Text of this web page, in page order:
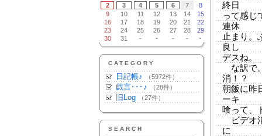
2
3 4 5 6 7
8
9
10 11 12 13 14
15
16
17 18 19 20 21
22
23
24 25 26 27 28
29
30
31 - - - - -
CATEGORY
日記帳♪ （5972件）
戯言･･･♪ （28件）
旧Log （27件）
SEARCH
終日
って感じ
連休
止まり。
良し
デスね。
な訳で
消！？
朝飯に昨
ーキ
喰って、
ビデオ
に